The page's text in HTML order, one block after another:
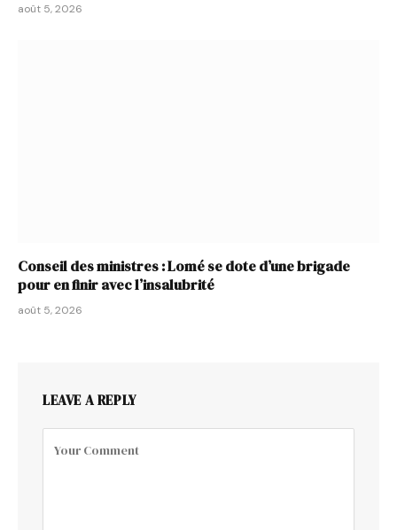
août 5, 2026
Conseil des ministres : Lomé se dote d’une brigade
pour en finir avec l’insalubrité
août 5, 2026
LEAVE A REPLY